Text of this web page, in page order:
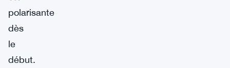
polarisante
dès
le
début.